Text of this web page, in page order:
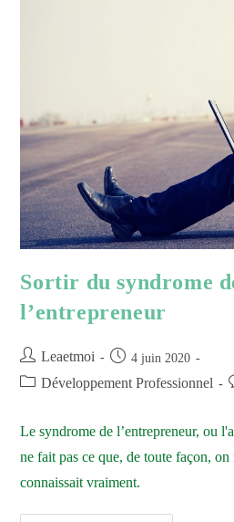
Sortir du syndrome
l’entrepreneur
Leaetmoi 4 juin 2020
Développement Professionnel
Le syndrome de l’entrepreneur, ou
ne fait pas ce que, de toute façon,
connaissait vraiment.